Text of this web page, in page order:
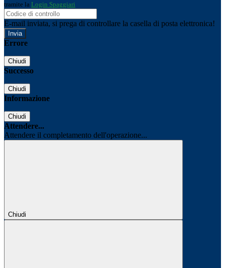
tramite la Login Spaggiari
E-mail inviata, si prega di controllare la casella di posta elettronica!
Errore
Chiudi
Successo
Chiudi
Informazione
Chiudi
Attendere...
Attendere il completamento dell'operazione...
Chiudi